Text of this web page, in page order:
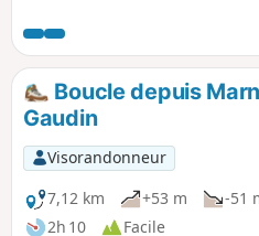
panoramas sur le château de
l'Ognon.
Boucle depuis
Gaudin
Visorandonneur
7,12 km
+53 m
-51
2h 10
Facile